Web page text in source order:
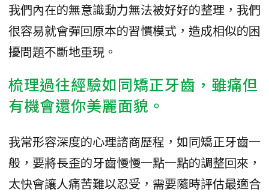
我們內在的無意識動力無法被好好的整理，我們
很容易就會彈回原本的習慣模式，造成相似的困
擾問題不斷地重現。
梳理過往經驗如同矯正牙齒，雖痛但
有機會還你美麗面貌。
我常形容深度的心理諮商歷程，如同矯正牙齒一
般，要將長歪的牙齒慢慢一點一點的調整回來，
太快會讓人痛苦難以忍受，需要隨時評估最適合